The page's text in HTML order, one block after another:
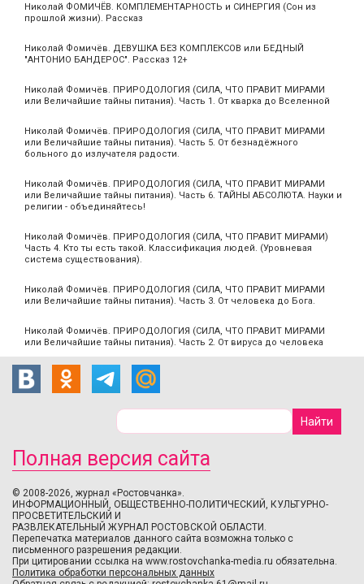
Николай ФОМИЧЁВ. КОМПЛЕМЕНТАРНОСТЬ и СИНЕРГИЯ (Сон из
прошлой жизни). Рассказ
Николай Фомичёв. ДЕВУШКА БЕЗ КОМПЛЕКСОВ или БЕДНЫЙ
"АНТОНИО БАНДЕРОС". Рассказ 12+
Николай Фомичёв. ПРИРОДОЛОГИЯ (СИЛА, ЧТО ПРАВИТ МИРАМИ
или Величайшие тайны питания). Часть 1. От кварка до Вселенной
Николай Фомичёв. ПРИРОДОЛОГИЯ (СИЛА, ЧТО ПРАВИТ МИРАМИ
или Величайшие тайны питания). Часть 5. От безнадёжного
больного до излучателя радости.
Николай Фомичёв. ПРИРОДОЛОГИЯ (СИЛА, ЧТО ПРАВИТ МИРАМИ
или Величайшие тайны питания). Часть 6. ТАЙНЫ АБСОЛЮТА. Науки и
религии - объединяйтесь!
Николай Фомичёв. ПРИРОДОЛОГИЯ (СИЛА, ЧТО ПРАВИТ МИРАМИ)
Часть 4. Кто ты есть такой. Классификация людей. (Уровневая
система существования).
Николай Фомичёв. ПРИРОДОЛОГИЯ (СИЛА, ЧТО ПРАВИТ МИРАМИ
или Величайшие тайны питания). Часть 3. От человека до Бога.
Николай Фомичёв. ПРИРОДОЛОГИЯ (СИЛА, ЧТО ПРАВИТ МИРАМИ
или Величайшие тайны питания). Часть 2. От вируса до человека
Полная версия сайта
© 2008-2026, журнал «Ростовчанка».
ИНФОРМАЦИОННЫЙ, ОБЩЕСТВЕННО-ПОЛИТИЧЕСКИЙ, КУЛЬТУРНО-
ПРОСВЕТИТЕЛЬСКИЙ И
РАЗВЛЕКАТЕЛЬНЫЙ ЖУРНАЛ РОСТОВСКОЙ ОБЛАСТИ.
Перепечатка материалов данного сайта возможна только с
письменного разрешения редакции.
При цитировании ссылка на www.rostovchanka-media.ru обязательна.
Политика обработки персональных данных